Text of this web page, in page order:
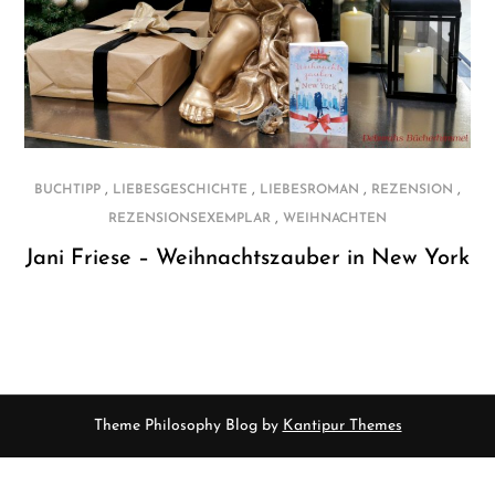
BUCHTIPP , LIEBESGESCHICHTE , LIEBESROMAN , REZENSION ,
REZENSIONSEXEMPLAR , WEIHNACHTEN
Jani Friese – Weihnachtszauber in New York
Theme Philosophy Blog by Kantipur Themes